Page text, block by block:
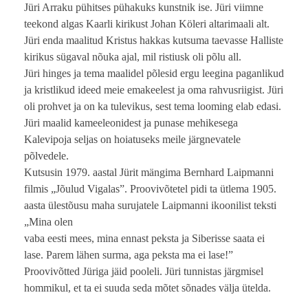
Jüri Arraku pühitses pühakuks kunstnik ise. Jüri viimne
teekond algas Kaarli kirikust Johan Köleri altarimaali alt.
Jüri enda maalitud Kristus hakkas kutsuma taevasse Halliste
kirikus sügaval nõuka ajal, mil ristiusk oli põlu all.
Jüri hinges ja tema maalidel põlesid ergu leegina paganlikud
ja kristlikud ideed meie emakeelest ja oma rahvusriigist. Jüri
oli prohvet ja on ka tulevikus, sest tema looming elab edasi.
Jüri maalid kameeleonidest ja punase mehikesega
Kalevipoja seljas on hoiatuseks meile järgnevatele
põlvedele.
Kutsusin 1979. aastal Jürit mängima Bernhard Laipmanni
filmis „Jõulud Vigalas”. Proovivõtetel pidi ta ütlema 1905.
aasta ülestõusu maha surujatele Laipmanni ikoonilist teksti
„Mina olen
vaba eesti mees, mina ennast peksta ja Siberisse saata ei
lase. Parem lähen surma, aga peksta ma ei lase!”
Proovivõtted Jüriga jäid pooleli. Jüri tunnistas järgmisel
hommikul, et ta ei suuda seda mõtet sõnades välja ütelda.